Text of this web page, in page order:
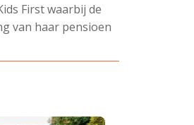
First waarbij de
van haar pensioen